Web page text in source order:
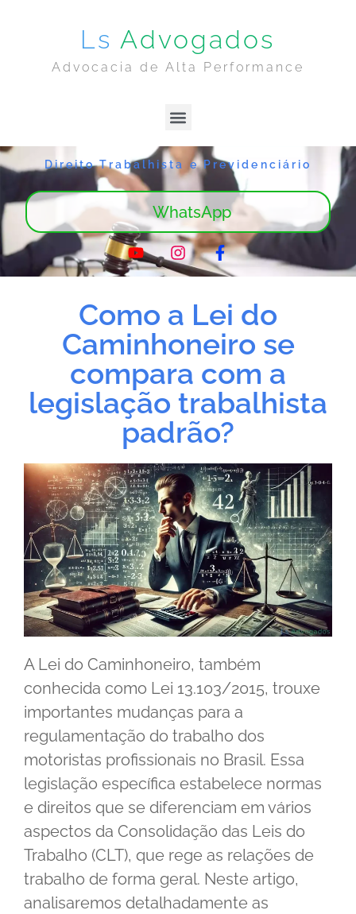
Ls Advogados
Advocacia de Alta Performance
Direito Trabalhista e Previdenciário
WhatsApp
Como a Lei do
Caminhoneiro se
compara com a
legislação trabalhista
padrão?
A Lei do Caminhoneiro, também
conhecida como Lei 13.103/2015, trouxe
importantes mudanças para a
regulamentação do trabalho dos
motoristas profissionais no Brasil. Essa
legislação específica estabelece normas
e direitos que se diferenciam em vários
aspectos da Consolidação das Leis do
Trabalho (CLT), que rege as relações de
trabalho de forma geral. Neste artigo,
analisaremos detalhadamente as